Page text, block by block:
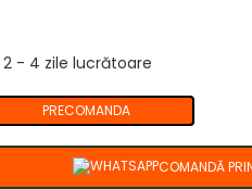
2 - 4 zile lucrătoare
PRECOMANDA
COMANDĂ